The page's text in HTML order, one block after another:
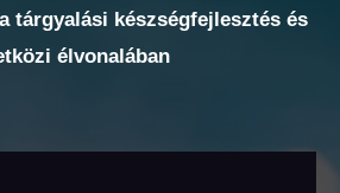
tárgyalási készségfejlesztés és
élvonalában